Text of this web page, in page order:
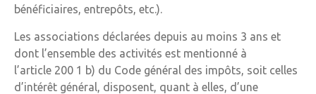
bénéficiaires, entrepôts, etc.).
Les associations déclarées depuis au moins 3 ans et
dont l’ensemble des activités est mentionné à
l’article 200 1 b) du Code général des impôts, soit celles
d’intérêt général, disposent, quant à elles, d’une